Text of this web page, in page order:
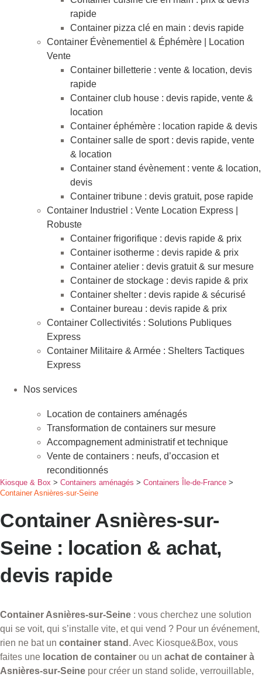
rapide
Container pizza clé en main : devis rapide
Container Évènementiel & Éphémère | Location
Vente
Container billetterie : vente & location, devis
rapide
Container club house : devis rapide, vente &
location
Container éphémère : location rapide & devis
Container salle de sport : devis rapide, vente
& location
Container stand évènement : vente & location,
devis
Container tribune : devis gratuit, pose rapide
Container Industriel : Vente Location Express |
Robuste
Container frigorifique : devis rapide & prix
Container isotherme : devis rapide & prix
Container atelier : devis gratuit & sur mesure
Container de stockage : devis rapide & prix
Container shelter : devis rapide & sécurisé
Container bureau : devis rapide & prix
Container Collectivités : Solutions Publiques
Express
Container Militaire & Armée : Shelters Tactiques
Express
Nos services
Location de containers aménagés
Transformation de containers sur mesure
Accompagnement administratif et technique
Vente de containers : neufs, d’occasion et
reconditionnés
Kiosque & Box > Containers aménagés > Containers Île-de-France >
Container Asnières-sur-Seine
Container Asnières-sur-
Seine : location & achat,
devis rapide
Container Asnières-sur-Seine : vous cherchez une solution
qui se voit, qui s’installe vite, et qui vend ? Pour un événement,
rien ne bat un container stand . Avec Kiosque&Box, vous
faites une location de container ou un achat de container à
Asnières-sur-Seine pour créer un stand solide, verrouillable,